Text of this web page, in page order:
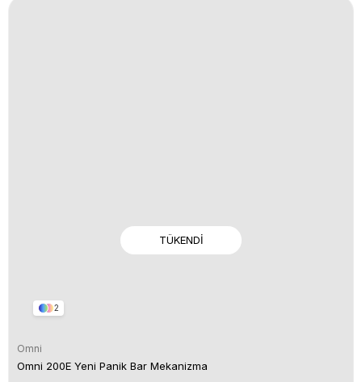
TÜKENDI
2
Omni
Omni 200E Yeni Panik Bar Mekanizma